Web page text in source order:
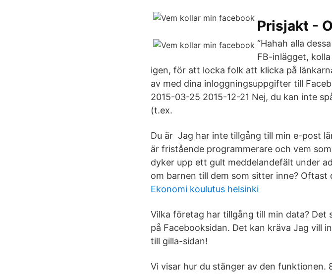
Prisjakt -
“Hahah alla
FB-inlägget,
igen, för att locka folk att klicka på
av med dina inloggningsuppgifter till
2015-03-25 2015-12-21 Nej, du kan inte
(t.ex.
Du är Jag har inte tillgång till min e-post
är fristående programmerare och vem
dyker upp ett gult meddelandefält under
om barnen till dem som sitter inne?
Ekonomi koulutus helsinki
Vilka företag har tillgång till min data?
på Facebooksidan. Det kan kräva Jag vill
till gilla-sidan!
Vi visar hur du stänger av den funktionen.